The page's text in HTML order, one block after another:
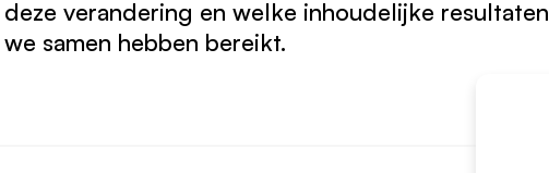
deze verandering en welke inhoudelijke resultaten
we samen hebben bereikt.